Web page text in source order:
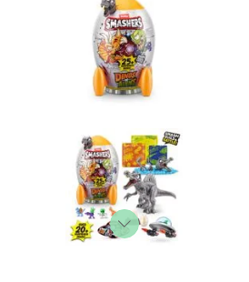
Vehículos y Pistas